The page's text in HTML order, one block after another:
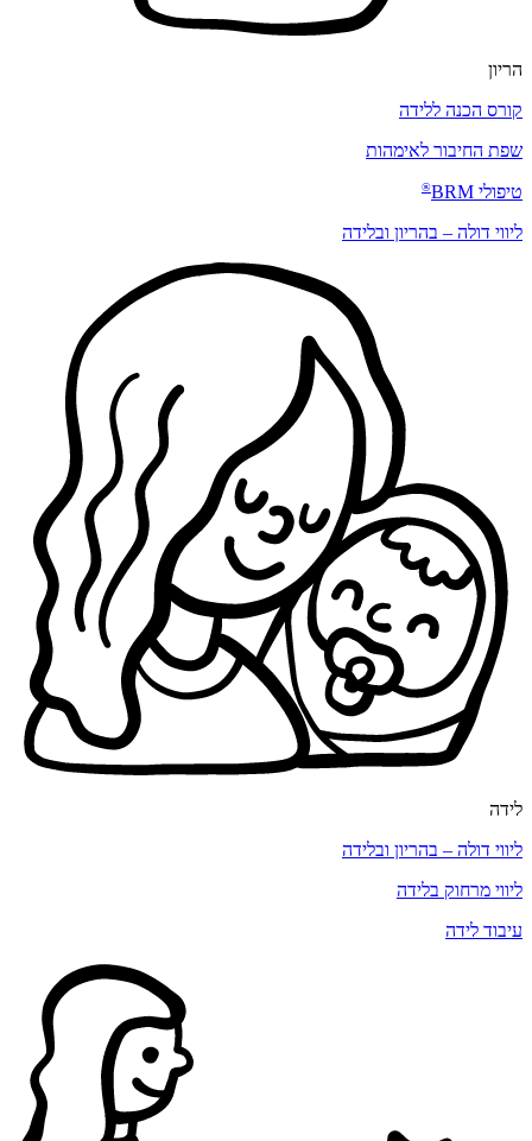
הריון
קורס הכנה ללידה
שפת החיבור לאימהות
טיפולי BRM
®
ליווי דולה – בהריון ובלידה
לידה
ליווי דולה – בהריון ובלידה
ליווי מרחוק בלידה
עיבוד לידה